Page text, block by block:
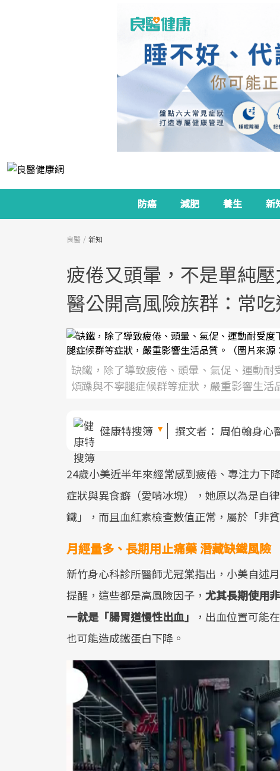
防癌 減肥 養生 新
良醫 新知
疲倦又頭暈，不是單純
醫公開高風險族群：常
缺鐵，除了導致疲倦、頭暈、氣促、運動耐
煩躁與不寧腿症候群等症狀，嚴重影響生
健康特搜簿 撰文者： 周伯翰身心
24歲小美近半年來經常感到疲倦、專注力下
症狀與異食癖（愛啃冰塊），她原以為是自
鐵」，而且血紅素檢查數值正常，屬於「非
月經量多、長期用止痛藥 潛藏缺鐵風險
新竹身心科診所醫師尤冠棠指出，小美自述
提醒，這些都是高風險因子， 尤其長期使用
一就是「腸胃道慢性出血」
，出血位置可能
也可能造成鐵蛋白下降。